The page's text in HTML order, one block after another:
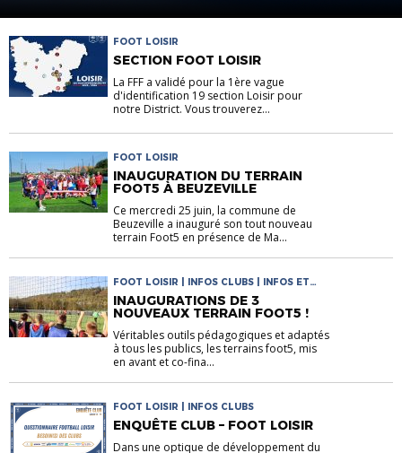
FOOT LOISIR
SECTION FOOT LOISIR
La FFF a validé pour la 1ère vague
d'identification 19 section Loisir pour
notre District. Vous trouverez...
FOOT LOISIR
INAUGURATION DU TERRAIN
FOOT5 À BEUZEVILLE
Ce mercredi 25 juin, la commune de
Beuzeville a inauguré son tout nouveau
terrain Foot5 en présence de Ma...
FOOT LOISIR | INFOS CLUBS | INFOS ET
REPORTAGES DISTRICT
INAUGURATIONS DE 3
NOUVEAUX TERRAIN FOOT5 !
Véritables outils pédagogiques et adaptés
à tous les publics, les terrains foot5, mis
en avant et co-fina...
FOOT LOISIR | INFOS CLUBS
ENQUÊTE CLUB – FOOT LOISIR
Dans une optique de développement du